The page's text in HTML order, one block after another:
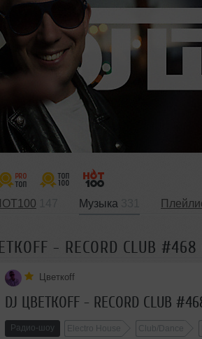
Музыка
- RECORD CLUB #468
Цветкоff
DJ ЦВЕТКОFF - RECORD CLUB
Радио-шоу Electro House Club/Dance